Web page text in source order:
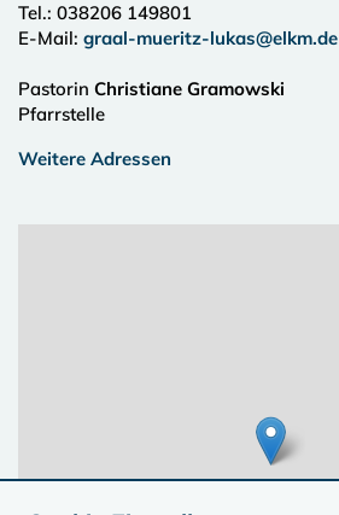
Tel.: 038206 149801
E-Mail: graal-mueritz-lukas@elkm.de
Pastorin Christiane Gramowski
Pfarrstelle
Weitere Adressen